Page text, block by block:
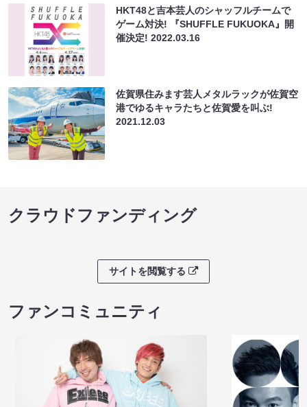
HKT48と吉本芸人のシャッフルチームで
ゲーム対決! 『SHUFFLE FUKUOKA』開
催決定!2022.03.16
佐賀県住みます芸人メタルラックが佐賀空
港でゆるキャラたちと佐賀愛を叫ぶ!
2021.12.03
クラウドファンディング
サイトを閲覧する
ファンコミュニティ